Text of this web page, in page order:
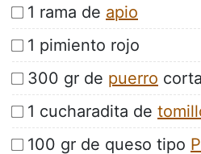
1 rama de apio
1 pimiento rojo
300 gr de puerro
1 cucharadita de
100 gr de queso tipo